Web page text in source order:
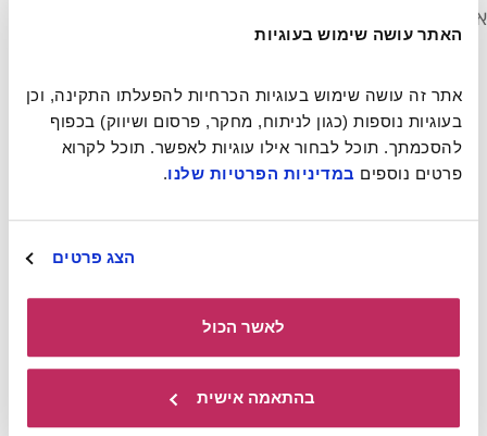
האתר עושה שימוש בעוגיות
פרטים נוספים במדיניות הפרטיות שלנו.
הצג פרטים
לאשר הכול
בהתאמה אישית
ארכיונים
מרץ 2020
מרץ 2019
פברואר 2019
נובמבר 2018
אוגוסט 2017
מרץ 2017